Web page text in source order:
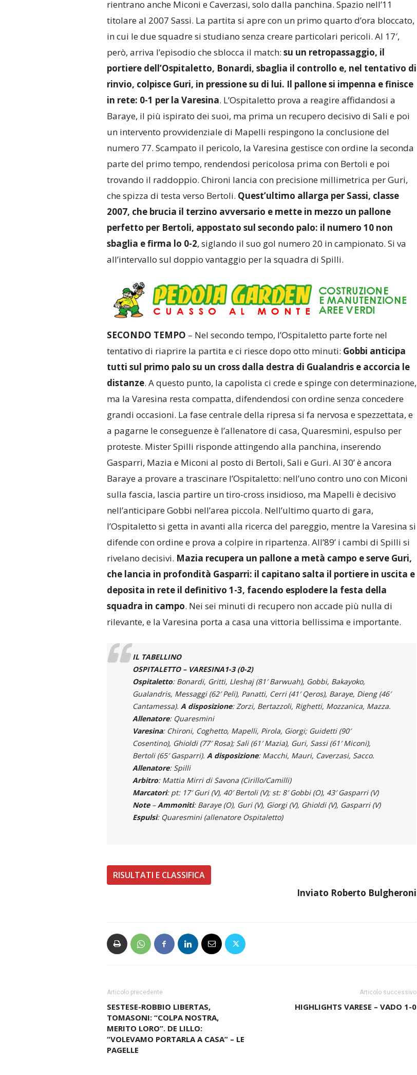
rientrano anche Miconi e Caverzasi, solo dalla panchina. Spazio nell’11
titolare al 2007 Sassi. La partita si apre con un primo quarto d’ora bloccato,
in cui le due squadre si studiano senza creare particolari pericoli. Al 17′,
però, arriva l’episodio che sblocca il match: su un retropassaggio, il
portiere dell’Ospitaletto, Bonardi, sbaglia il controllo e, nel tentativo di
rinvio, colpisce Guri, in pressione su di lui. Il pallone si impenna e finisce
in rete: 0-1 per la Varesina. L’Ospitaletto prova a reagire affidandosi a
Baraye, il più ispirato dei suoi, ma prima un recupero decisivo di Sali e poi
un intervento provvidenziale di Mapelli respingono la conclusione del
numero 77. Scampato il pericolo, la Varesina gestisce con ordine la seconda
parte del primo tempo, rendendosi pericolosa prima con Bertoli e poi
trovando il raddoppio. Chironi lancia con precisione millimetrica per Guri,
che spizza di testa verso Bertoli. Quest’ultimo allarga per Sassi, classe
2007, che brucia il terzino avversario e mette in mezzo un pallone
perfetto per Bertoli, appostato sul secondo palo: il numero 10 non
sbaglia e firma lo 0-2, siglando il suo gol numero 20 in campionato. Si va
all’intervallo sul doppio vantaggio per la squadra di Spilli.
SECONDO TEMPO – Nel secondo tempo, l’Ospitaletto parte forte nel
tentativo di riaprire la partita e ci riesce dopo otto minuti: Gobbi anticipa
tutti sul primo palo su un cross dalla destra di Gualandris e accorcia le
distanze. A questo punto, la capolista ci crede e spinge con determinazione,
ma la Varesina resta compatta, difendendosi con ordine senza concedere
grandi occasioni. La fase centrale della ripresa si fa nervosa e spezzettata, e
a pagarne le conseguenze è l’allenatore di casa, Quaresmini, espulso per
proteste. Mister Spilli risponde attingendo alla panchina, inserendo
Gasparri, Mazia e Miconi al posto di Bertoli, Sali e Guri. Al 30’ è ancora
Baraye a provare a trascinare l’Ospitaletto: nell’uno contro uno con Miconi
sulla fascia, lascia partire un tiro-cross insidioso, ma Mapelli è decisivo
nell’anticipare Gobbi nell’area piccola. Nell’ultimo quarto di gara,
l’Ospitaletto si getta in avanti alla ricerca del pareggio, mentre la Varesina si
difende con ordine e prova a colpire in ripartenza. All’89’ i cambi di Spilli si
rivelano decisivi. Mazia recupera un pallone a metà campo e serve Guri,
che lancia in profondità Gasparri: il capitano salta il portiere in uscita e
deposita in rete il definitivo 1-3, facendo esplodere la festa della
squadra in campo. Nei sei minuti di recupero non accade più nulla di
rilevante, e la Varesina porta a casa una vittoria bellissima e importante.
IL TABELLINO
OSPITALETTO – VARESINA1-3 (0-2)
Ospitaletto: Bonardi, Gritti, Lleshaj (81′ Barwuah), Gobbi, Bakayoko,
Gualandris, Messaggi (62′ Peli), Panatti, Cerri (41′ Qeros), Baraye, Dieng (46′
Cantamessa). A disposizione: Zorzi, Bertazzoli, Righetti, Mozzanica, Mazza.
Allenatore: Quaresmini
Varesina: Chironi, Coghetto, Mapelli, Pirola, Giorgi; Guidetti (90′
Cosentino), Ghioldi (77′ Rosa); Sali (61′ Mazia), Guri, Sassi (61′ Miconi),
Bertoli (65′ Gasparri). A disposizione: Macchi, Mauri, Caverzasi, Sacco.
Allenatore: Spilli
Arbitro: Mattia Mirri di Savona (Cirillo/Camilli)
Marcatori: pt: 17′ Guri (V), 40′ Bertoli (V); st: 8′ Gobbi (O), 43′ Gasparri (V)
Note –Ammoniti: Baraye (O), Guri (V), Giorgi (V), Ghioldi (V), Gasparri (V)
Espulsi: Quaresmini (allenatore Ospitaletto)
RISULTATI E CLASSIFICA
Inviato Roberto Bulgheroni
Articolo precedente
SESTESE-ROBBIO LIBERTAS,
TOMASONI: “COLPA NOSTRA,
MERITO LORO”. DE LILLO:
“VOLEVAMO PORTARLA A CASA” – LE
PAGELLE
Articolo successivo
HIGHLIGHTS VARESE – VADO 1-0